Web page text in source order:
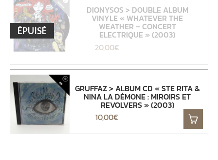
ÉPUISÉ
DIONYSOS > DOUBLE ALBUM
VINYLE « WHATEVER THE
WEATHER – CONCERT
ELECTRIQUE » (2003)
20,00€
GRUFFAZ > ALBUM CD « STE RITA &
NINA LA DÉMONE : MIROIRS ET
REVOLVERS » (2003)
10,00€